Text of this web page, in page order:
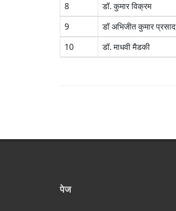
8
डॉ. कुमार विक्रम
9
डॉ अभिजीत कुमार प्रसाद
10
डॉ. माधवी मैडकी
पेज